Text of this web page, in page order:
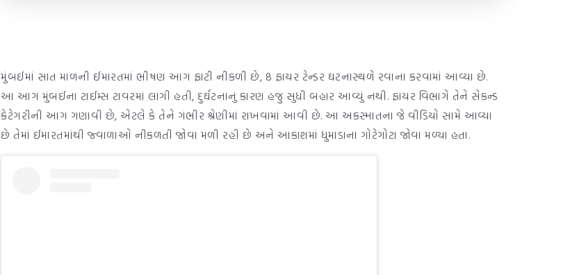
મુંબઈમાં સાત માળની ઈમારતમાં ભીષણ આગ ફાટી નીકળી છે, 8 ફાયર ટેન્ડર ઘટનાસ્થળે રવાના કરવામાં આવ્યા છે.
આ આગ મુંબઈના ટાઈમ્સ ટાવરમાં લાગી હતી, દુર્ઘટનાનું કારણ હજુ સુધી બહાર આવ્યું નથી. ફાયર વિભાગે તેને સેકન્ડ
કેટેગરીની આગ ગણાવી છે, એટલે કે તેને ગંભીર શ્રેણીમાં રાખવામાં આવી છે. આ અકસ્માતના જે વીડિયો સામે આવ્યા
છે તેમાં ઈમારતમાંથી જ્વાળાઓ નીકળતી જોવા મળી રહી છે અને આકાશમાં ધુમાડાના ગોટેગોટા જોવા મળ્યા હતા.